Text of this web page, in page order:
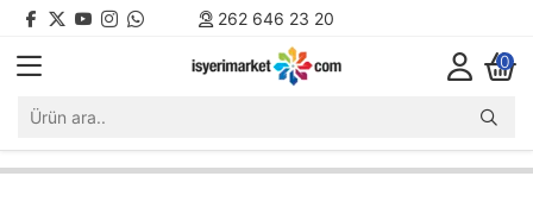
262 646 23 20
0